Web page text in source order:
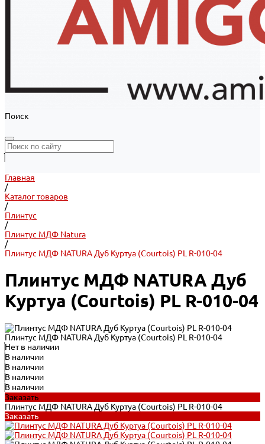
Поиск
Главная
/
Каталог товаров
/
Плинтус
/
Плинтус МДФ Natura
/
Плинтус МДФ NATURA Дуб Куртуа (Courtois) PL R-010-04
Плинтус МДФ NATURA Дуб
Куртуа (Courtois) PL R-010-04
Плинтус МДФ NATURA Дуб Куртуа (Courtois) PL R-010-04
Нет в наличии
В наличии
В наличии
В наличии
В наличии
Заказать
Плинтус МДФ NATURA Дуб Куртуа (Courtois) PL R-010-04
Заказать